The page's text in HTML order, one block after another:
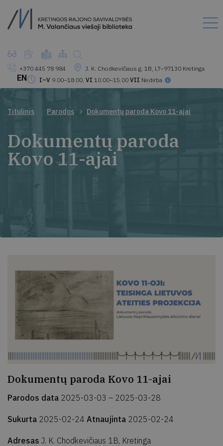
+370 445 78 984
J. K. Chodkevičiaus g. 1B, LT–97130 Kretinga
I–V 9.00–18.00, VI 10.00–15.00 VII Nedirba
EN
Titulinis Parodos Dokumentų paroda Kovo 11-ajai
Dokumentų paroda
Kovo 11-ajai
Dokumentų paroda Kovo 11-ajai
Parodos data 2025-03-03 – 2025-03-28
Sukurta 2025-02-24 Atnaujinta 2025-02-24
Adresas J. K. Chodkevičiaus 1B, Kretinga